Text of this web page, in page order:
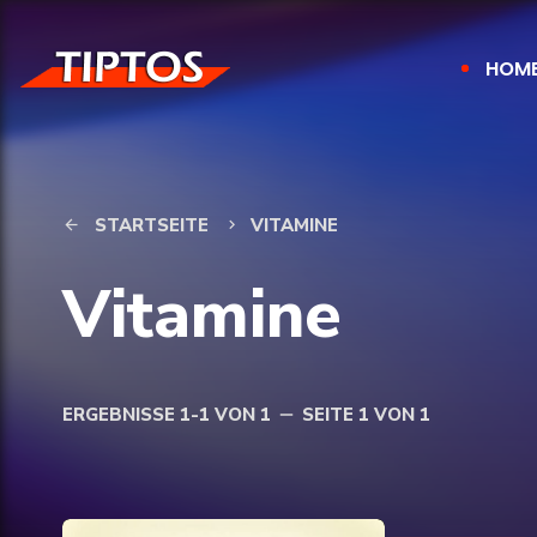
arrow_back STARTSEITE keyboard_arrow_right VITAMINE
Vitamine
ERGEBNISSE 1-1 VON 1 remove SEITE 1 VON 1